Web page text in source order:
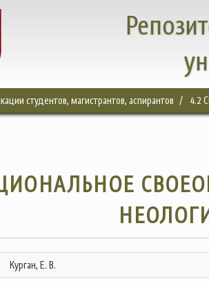
студентов, магистрантов, аспирантов 4.2
Курган, Е. В.